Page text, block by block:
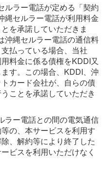
ルラー電話が定める「契約
縄セルラー電話が利用料金
を承諾していただきま
沖縄セルラー電話の通信料
払っている場合、当社
料金に係る債権をKDDI又
す。この場合、KDDI、沖
カード会社が、自らの債
ことを承諾していただき
ラー電話との間の電気通信
の、本サービスを利用す
、解約等により終了した
ビスを利用いただけなく